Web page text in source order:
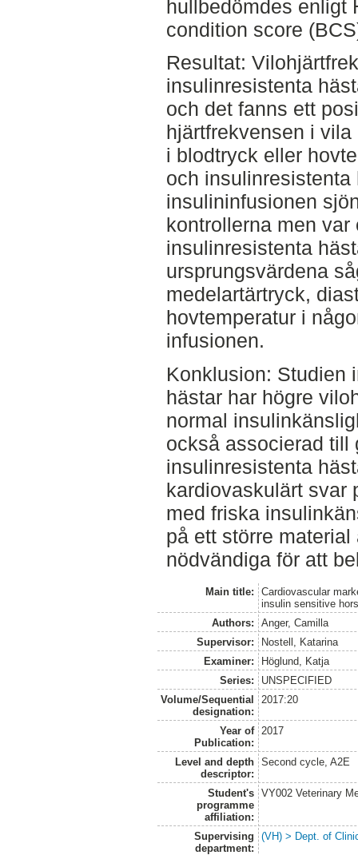
hullbedömdes enligt
condition score
Resultat:
insulinresistenta
och det fanns ett
hjärtfrekvensen i
i blodtryck eller
och insulinresistenta
insulininfusionen
kontrollerna men var
insulinresistenta
ursprungsvärdena
medelartärtryck,
hovtemperatur i
infusionen.
Konklusion: Studien
hästar har högre
normal
också associerad till
insulinresistenta
kardiovaskulärt svar
med friska
på ett större
nödvändiga för att
Main title:
Cardiovascular
insulin sensitive
Authors:
Anger, Camilla
Supervisor:
Nostell, Katarina
Examiner:
Höglund, Katja
Series:
UNSPECIFIED
Volume/Sequential
designation:
2017:20
Year of
Publication:
2017
Level and depth
descriptor:
Second cycle, A2E
Student's
programme
affiliation:
VY002 Veterinary
Supervising
department:
(VH) > Dept. of